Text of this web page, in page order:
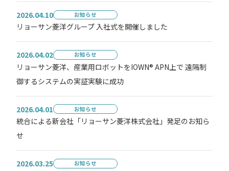
2026.04.10 お知らせ
リョーサン菱洋グループ 入社式を開催しました
2026.04.02 お知らせ
リョーサン菱洋、産業用ロボットをIOWN® APN上で 遠隔制
御するシステムの実証実験に成功
2026.04.01 お知らせ
統合による新会社「リョーサン菱洋株式会社」発足のお知ら
せ
2026.03.25 お知らせ